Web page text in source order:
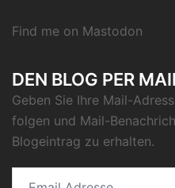
Find me on Mastodon
DEN BLOG PER
Geben Sie Ihre Mail-
folgen und Mail-
Blogeintrag zu erhalten.